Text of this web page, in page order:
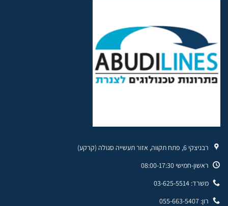
רבניצקי 6, פתח תקווה, אזור תעשייה סגולה (קרקע)
ראשון-חמישי 08:00-17:30
משרד: 03-625-5514
רון: 055-663-5407